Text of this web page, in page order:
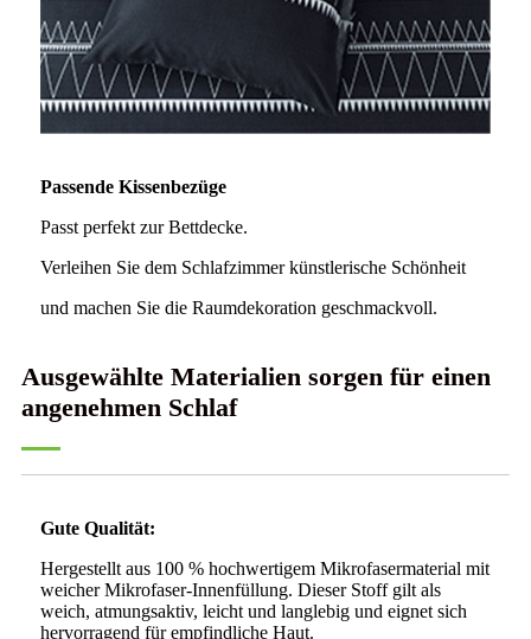
Passende Kissenbezüge
Passt perfekt zur Bettdecke.
Verleihen Sie dem Schlafzimmer künstlerische Schönheit
und machen Sie die Raumdekoration geschmackvoll.
Ausgewählte Materialien sorgen für einen
angenehmen Schlaf
Gute Qualität:
Hergestellt aus 100 % hochwertigem Mikrofasermaterial mit
weicher Mikrofaser-Innenfüllung. Dieser Stoff gilt als
weich, atmungsaktiv, leicht und langlebig und eignet sich
hervorragend für empfindliche Haut.